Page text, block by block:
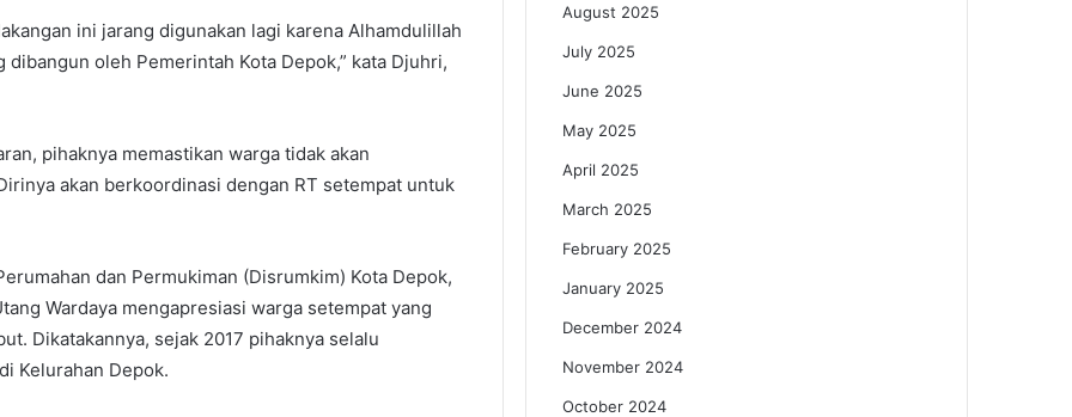
ini jarang digunakan lagi karena Alhamdulillah
oleh Pemerintah Kota Depok,” kata Djuhri,
pihaknya memastikan warga tidak akan
akan berkoordinasi dengan RT setempat untuk
dan Permukiman (Disrumkim) Kota Depok,
Wardaya mengapresiasi warga setempat yang
Dikatakannya, sejak 2017 pihaknya selalu
Kelurahan Depok.
August 2025
July 2025
June 2025
May 2025
April 2025
March 2025
February 2025
January 2025
December 2024
November 2024
October 2024